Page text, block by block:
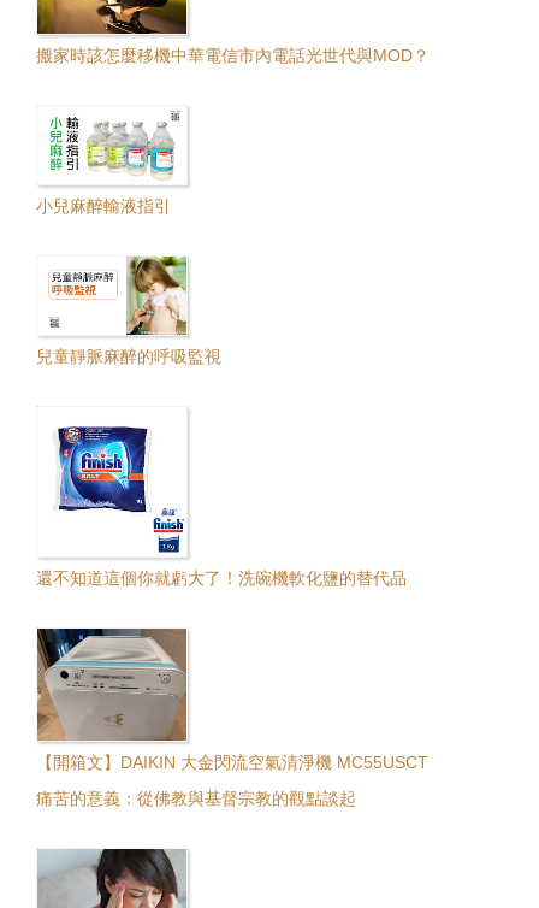
搬家時該怎麼移機中華電信市內電話光世代與MOD？
小兒麻醉輸液指引
兒童靜脈麻醉的呼吸監視
還不知道這個你就虧大了！洗碗機軟化鹽的替代品
【開箱文】DAIKIN 大金閃流空氣清淨機 MC55USCT
痛苦的意義：從佛教與基督宗教的觀點談起